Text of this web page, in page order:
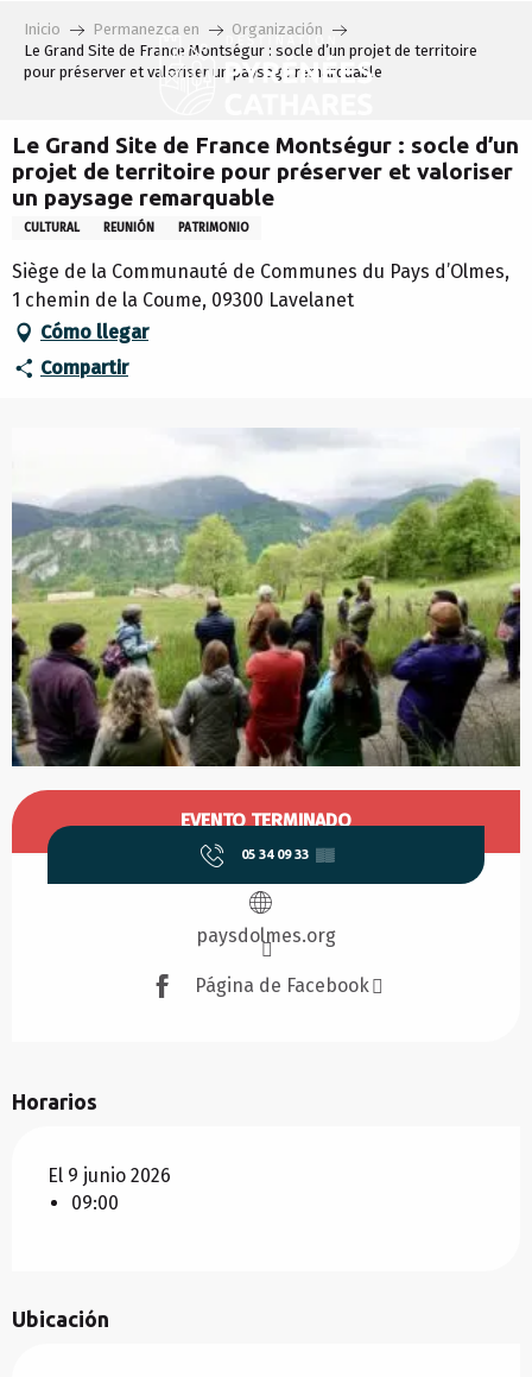
contenu
Inicio Permanezca en
Organización
Le Grand Site de France Montségur : socle d’un projet de territoire
pour préserver et valoriser un paysage remarquable
Le Grand Site de France Montségur : socle d’un
projet de territoire pour préserver et valoriser
un paysage remarquable
CULTURAL REUNIÓN PATRIMONIO
Siège de la Communauté de Communes du Pays d’Olmes,
1 chemin de la Coume, 09300 Lavelanet
Cómo llegar
Compartir
Horarios y datos de contacto
EVENTO TERMINADO
05 34 09 33 ▒▒
paysdolmes.org
Página de Facebook
Horarios
El 9 junio 2026
09:00
Ubicación